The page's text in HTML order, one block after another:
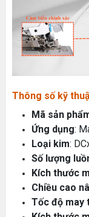
Thông số kỹ
Mã sản
Ứng dụng:
Loại kim:
Số lượng
Kích thước
Chiều cao
Tốc độ may